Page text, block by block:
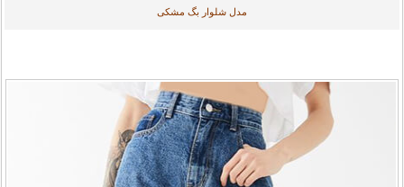
مدل شلوار بگ مشکی